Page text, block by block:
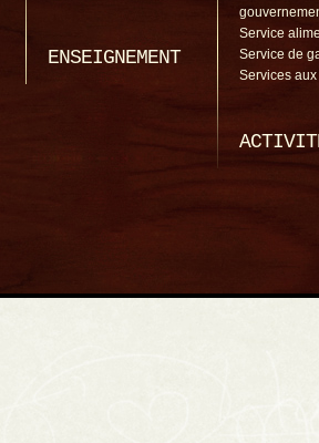
ENSEIGNEMENT
Service
Service de
Services